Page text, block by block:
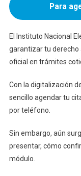
Para
El Instituto Nacional
garantizar tu derecho
oficial en trámites
Con la digitalización
sencillo agendar tu
por teléfono.
Sin embargo, aún
presentar, cómo
módulo.